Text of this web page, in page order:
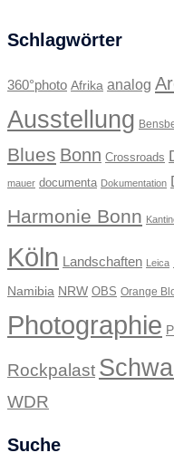
Schlagwörter
360°photo Afrika analog
Ausstellung
Blues Bonn Crossroads
mauer documenta Dokumentation
Harmonie Bonn
Köln Landschaften Leica
Namibia NRW OBS Orange
Photographie
Rockpalast
WDR
Suche